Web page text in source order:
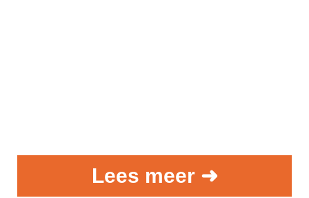
Lees meer ➜